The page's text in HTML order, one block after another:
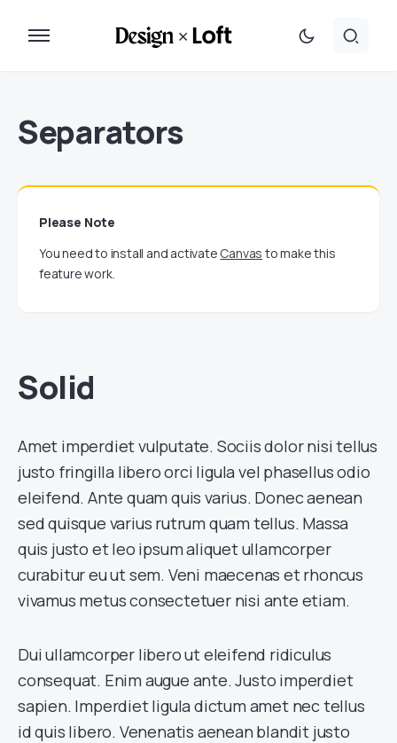
Separators
Please Note
You need to install and activate Canvas to make this
feature work.
Solid
Amet imperdiet vulputate. Sociis dolor nisi tellus
justo fringilla libero orci ligula vel phasellus odio
eleifend. Ante quam quis varius. Donec aenean
sed quisque varius rutrum quam tellus. Massa
quis justo et leo ipsum aliquet ullamcorper
curabitur eu ut sem. Veni maecenas et rhoncus
vivamus metus consectetuer nisi ante etiam.
Dui ullamcorper libero ut eleifend ridiculus
consequat. Enim augue ante. Justo imperdiet
sapien. Imperdiet ligula dictum amet nec tellus
id quis libero. Venenatis aenean blandit justo